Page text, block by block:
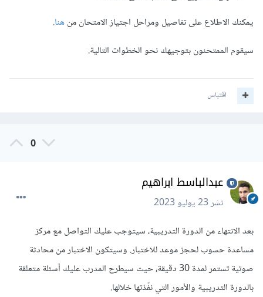
يمكنك الاطلاع على تفاصيل ومراحل اجتياز الامتحان منهنا.
سيقوم الممتحنون بتوجيهك نحو الخطوات التالية.
اقتباس
0
عبدالباسط ابراهيم
نشر23 يوليو 2023
بعد الانتهاء من الدورة التدريبية، سيتوجب عليك التواصل مع مركز
مساعدة حسوب لحجز موعد للاختبار. وسيتكون الاختبار من محادثة
صوتية تستمر لمدة 30 دقيقة، حيث سيطرح المدرب عليك أسئلة متعلقة
بالدورة التدريبية والأمور التي نفّذتها خلالها.